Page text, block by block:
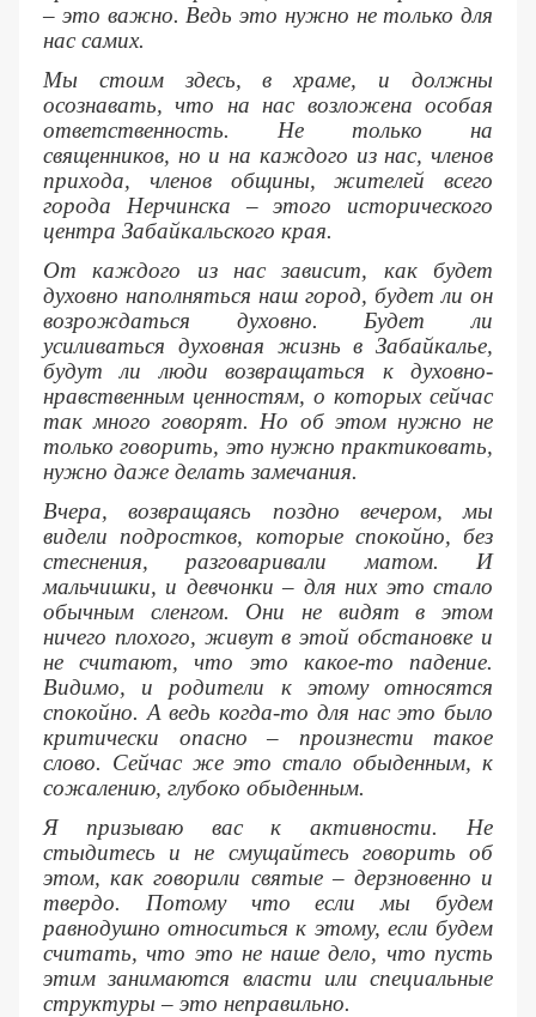
– это важно. Ведь это нужно не только для
нас самих.
Мы стоим здесь, в храме, и должны
осознавать, что на нас возложена особая
ответственность. Не только на
священников, но и на каждого из нас, членов
прихода, членов общины, жителей всего
города Нерчинска – этого исторического
центра Забайкальского края.
От каждого из нас зависит, как будет
духовно наполняться наш город, будет ли он
возрождаться духовно. Будет ли
усиливаться духовная жизнь в Забайкалье,
будут ли люди возвращаться к духовно-
нравственным ценностям, о которых сейчас
так много говорят. Но об этом нужно не
только говорить, это нужно практиковать,
нужно даже делать замечания.
Вчера, возвращаясь поздно вечером, мы
видели подростков, которые спокойно, без
стеснения, разговаривали матом. И
мальчишки, и девчонки – для них это стало
обычным сленгом. Они не видят в этом
ничего плохого, живут в этой обстановке и
не считают, что это какое-то падение.
Видимо, и родители к этому относятся
спокойно. А ведь когда-то для нас это было
критически опасно – произнести такое
слово. Сейчас же это стало обыденным, к
сожалению, глубоко обыденным.
Я призываю вас к активности. Не
стыдитесь и не смущайтесь говорить об
этом, как говорили святые – дерзновенно и
твердо. Потому что если мы будем
равнодушно относиться к этому, если будем
считать, что это не наше дело, что пусть
этим занимаются власти или специальные
структуры – это неправильно.